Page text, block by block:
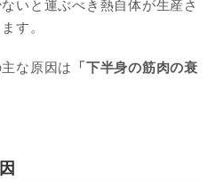
いと運ぶべき熱自体が生産さ
す。
な原因は 「下半身の筋肉の衰